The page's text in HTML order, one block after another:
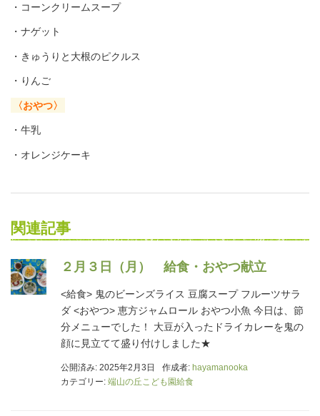
・コーンクリームスープ
・ナゲット
・きゅうりと大根のピクルス
・りんご
〈おやつ〉
・牛乳
・オレンジケーキ
関連記事
２月３日（月） 給食・おやつ献立
<給食> 鬼のビーンズライス 豆腐スープ フルーツサラ
ダ <おやつ> 恵方ジャムロール おやつ小魚 今日は、節
分メニューでした！ 大豆が入ったドライカレーを鬼の
顔に見立てて盛り付けしました★
公開済み: 2025年2月3日 作成者: hayamanooka
カテゴリー: 端山の丘こども園給食